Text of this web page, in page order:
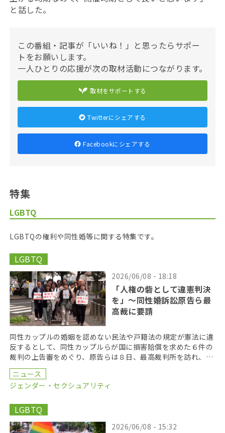
と話した。
この番組・記事が「いいね！」と思ったらサポー
トをお願いします。
一人ひとりの応援が次の取材活動につながります。
取材をサポートする
Twitterにシェアする
Facebookにシェアする
特集
LGBTQ
LGBTQの権利や同性婚等に関する特集です。
LGBTQ
2026/06/08 - 18:18
「人権の砦として違憲判決
を」〜同性婚訴訟原告ら最
高裁に要請
同性カップルの婚姻を認めない民法や戸籍法の規定が憲法に違
反するとして、同性カップルらが国に損害賠償を求めた６件の
裁判の上告審をめぐり、原告らは８日、最高裁判所を訪れ、違
憲判決を出すよう求める署名を提出した。 原告らは最高 […]
ニュース
ジェンダー・セクシュアリティ
LGBTQ
2026/06/08 - 15:32